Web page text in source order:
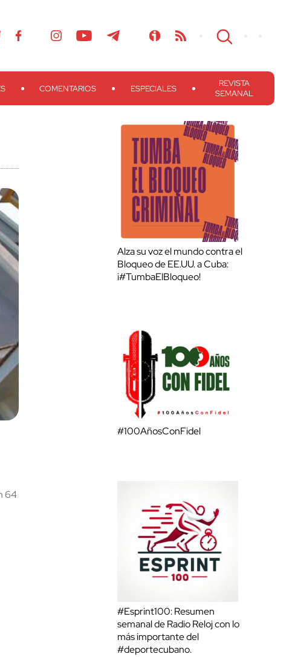
COMENTARIOS ESPECIALES
REVISTA
SEMANAL
64
Alza su voz el mundo contra el
Bloqueo de EE.UU. a Cuba:
¡#TumbaElBloqueo!
#100AñosConFidel
#Esprint100: Resumen
semanal de Radio Reloj con lo
más importante del
#deportecubano.